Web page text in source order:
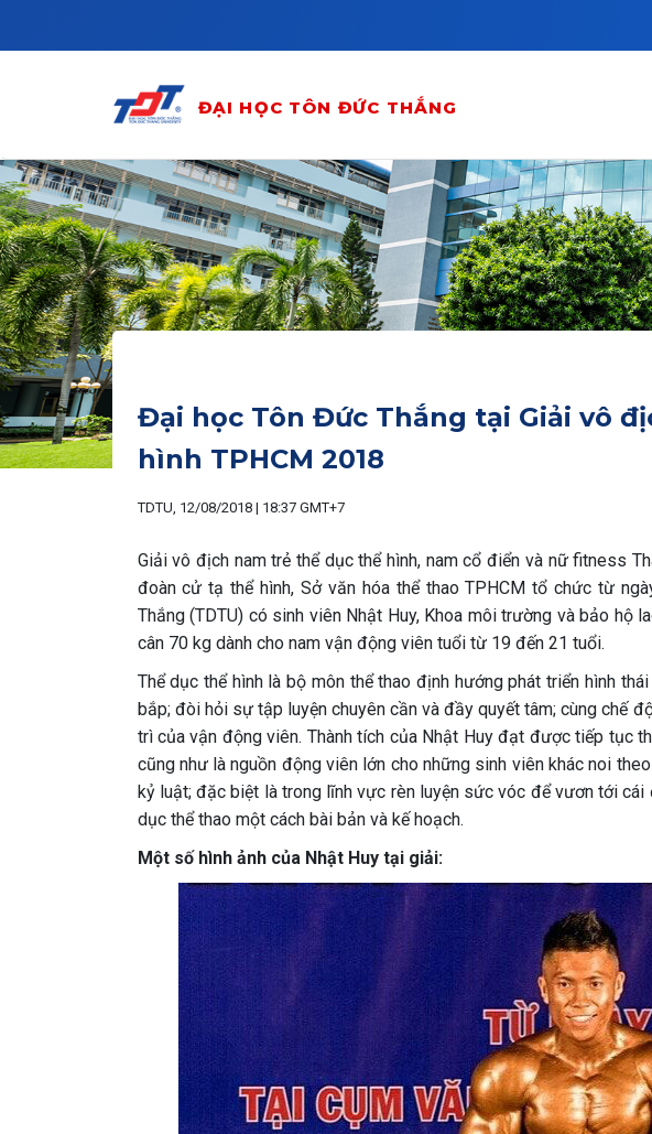
ĐẠI HỌC TÔN ĐỨC THẮNG
Đại học Tôn Đức Thắng tại Giải vô
hình TPHCM 2018
TDTU, 12/08/2018 | 18:37 GMT+7
Giải vô địch nam trẻ thể dục thể hình, nam cổ điển và nữ fitness
đoàn cử tạ thể hình, Sở văn hóa thể thao TPHCM tổ chức từ
Thắng (TDTU) có sinh viên Nhật Huy, Khoa môi trường và bảo hộ
cân 70 kg dành cho nam vận động viên tuổi từ 19 đến 21 tuổi.
Thể dục thể hình là bộ môn thể thao định hướng phát triển hình
bắp; đòi hỏi sự tập luyện chuyên cần và đầy quyết tâm; cùng chế
trì của vận động viên. Thành tích của Nhật Huy đạt được tiếp tục
cũng như là nguồn động viên lớn cho những sinh viên khác noi
kỷ luật; đặc biệt là trong lĩnh vực rèn luyện sức vóc để vươn tới cái
dục thể thao một cách bài bản và kế hoạch.
Một số hình ảnh của Nhật Huy tại giải: